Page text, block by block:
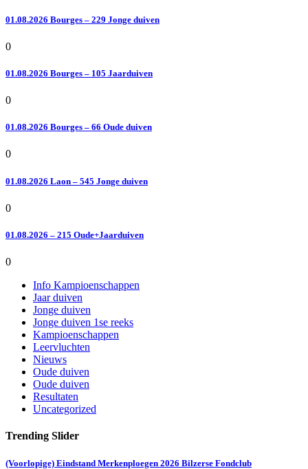
01.08.2026 Bourges – 229 Jonge duiven
0
01.08.2026 Bourges – 105 Jaarduiven
0
01.08.2026 Bourges – 66 Oude duiven
0
01.08.2026 Laon – 545 Jonge duiven
0
01.08.2026 – 215 Oude+Jaarduiven
0
Info Kampioenschappen
Jaar duiven
Jonge duiven
Jonge duiven 1se reeks
Kampioenschappen
Leervluchten
Nieuws
Oude duiven
Oude duiven
Resultaten
Uncategorized
Trending Slider
(Voorlopige) Eindstand Merkenploegen 2026 Bilzerse Fondclub